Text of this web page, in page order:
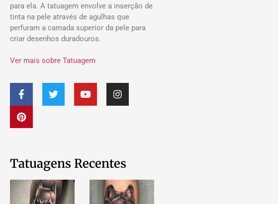
para ela. A tatuagem envolve a inserção de
tinta na pele através de agulhas que
perfuram a camada superior da pele para
criar desenhos duradouros.
Ver mais sobre Tatuagem
Tatuagens Recentes